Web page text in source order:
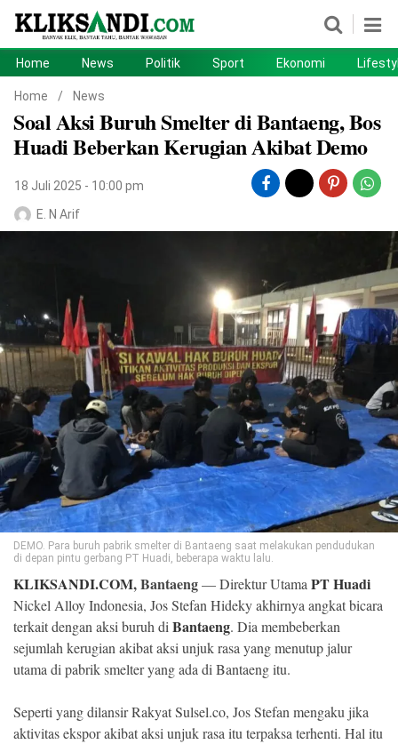
Politik Sport
Copyright
2026
Klik
All
right
reserved
Home News Politik Sport Ekonomi
Home / News
Soal Aksi Buruh Smelter di Bantaeng, Bos
Huadi Beberkan Kerugian Akibat Demo
18 Juli 2025 - 10:00 pm
E. N Arif
DEMO. Para buruh pabrik smelter di Bantaeng saat melakukan pendudukan
di depan pintu gerbang PT Huadi, beberapa waktu lalu.
KLIKSANDI.COM, Bantaeng— Direktur Utama PT Huadi
Nickel Alloy Indonesia, Jos Stefan Hideky akhirnya angkat bicara
terkait dengan aksi buruh di Bantaeng. Dia membeberkan
sejumlah kerugian akibat aksi unjuk rasa yang menutup jalur
utama di pabrik smelter yang ada di Bantaeng itu.
Seperti yang dilansir Rakyat Sulsel.co, Jos Stefan mengaku jika
aktivitas ekspor akibat aksi unjuk rasa itu terpaksa terhenti. Hal itu